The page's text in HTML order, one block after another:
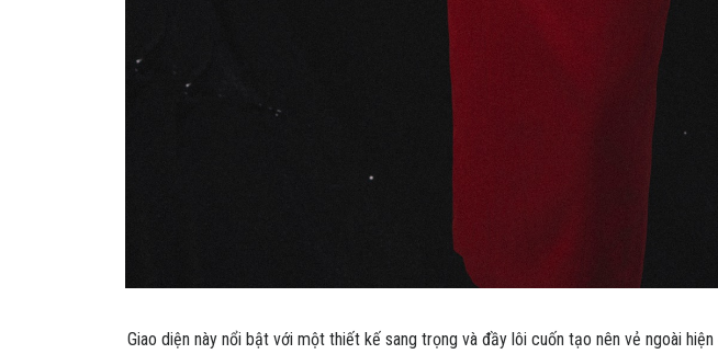
Giao diện này nổi bật với một thiết kế sang trọng và đầy lôi cuốn tạo nên vẻ ngoài